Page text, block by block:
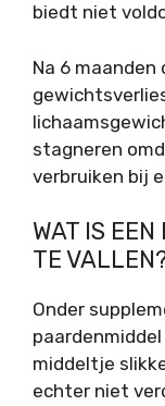
biedt niet
Na 6
stagneren
verbruiken bij
WAT IS
TE
Onder
middeltje
echter niet